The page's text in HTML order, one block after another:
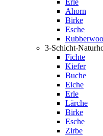
Erle
Ahorn
Birke
Esche
3-Schicht-
Fichte
Kiefer
Buche
Eiche
Erle
Lärche
Birke
Esche
Zirbe